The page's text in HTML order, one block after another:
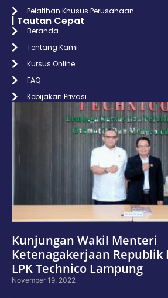
Pelatihan Khusus Perusahaan
| Tautan Cepat
Beranda
Tentang Kami
Kursus Online
FAQ
Kebijakan Privasi
Kunjungan Wakil Menteri
Ketenagakerjaan Republik
LPK Technico Lampung
November 19, 2022